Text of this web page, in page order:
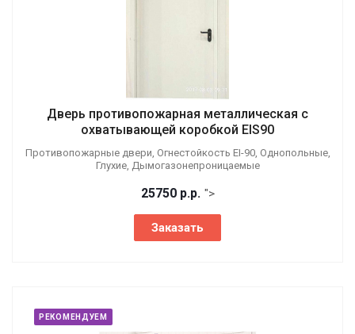
Дверь противопожарная металлическая с
охватывающей коробкой EIS90
Противопожарные двери, Огнестойкость EI-90, Однопольные,
Глухие, Дымогазонепроницаемые
25750 р.р. ">
Заказать
РЕКОМЕНДУЕМ